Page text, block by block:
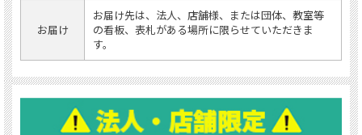
お届け
お届け先は、法人、店舗様、または団体、教室等
の看板、表札がある場所に限らせていただきま
す。